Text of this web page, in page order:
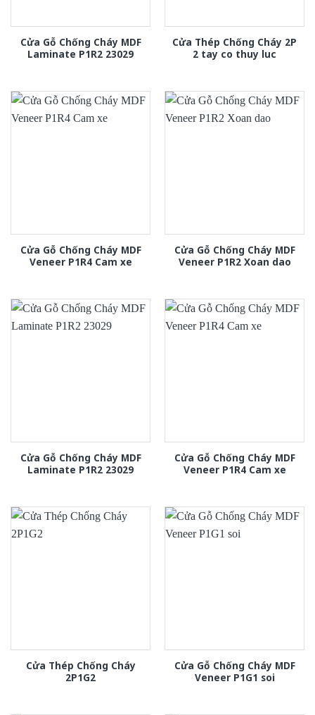
Cửa Gỗ Chống Cháy MDF
Laminate P1R2 23029
Cửa Thép Chống Cháy 2P
2 tay co thuy luc
Cửa Gỗ Chống Cháy MDF
Veneer P1R4 Cam xe
Cửa Gỗ Chống Cháy MDF
Veneer P1R2 Xoan dao
Cửa Gỗ Chống Cháy MDF
Laminate P1R2 23029
Cửa Gỗ Chống Cháy MDF
Veneer P1R4 Cam xe
Cửa Thép Chống Cháy
2P1G2
Cửa Gỗ Chống Cháy MDF
Veneer P1G1 soi